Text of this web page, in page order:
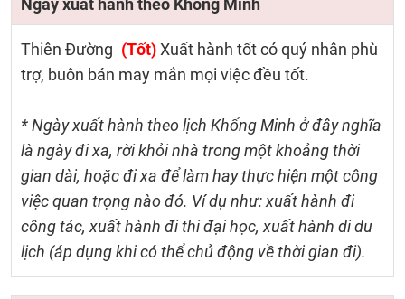
Ngày xuất hành theo Khổng Minh
Thiên Đường (Tốt)Xuất hành tốt có quý nhân phù
trợ, buôn bán may mắn mọi việc đều tốt.
* Ngày xuất hành theo lịch Khổng Minh ở đây nghĩa
là ngày đi xa, rời khỏi nhà trong một khoảng thời
gian dài, hoặc đi xa để làm hay thực hiện một công
việc quan trọng nào đó. Ví dụ như: xuất hành đi
công tác, xuất hành đi thi đại học, xuất hành di du
lịch (áp dụng khi có thể chủ động về thời gian đi).